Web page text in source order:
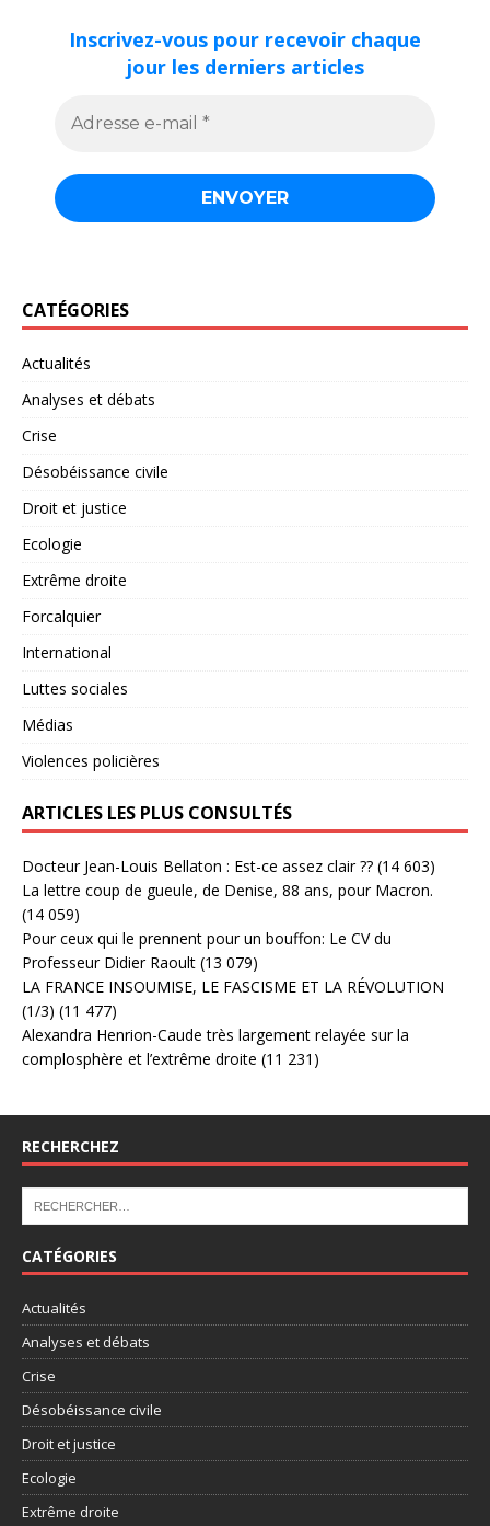
Inscrivez-vous pour recevoir chaque
jour les derniers articles
CATÉGORIES
Actualités
Analyses et débats
Crise
Désobéissance civile
Droit et justice
Ecologie
Extrême droite
Forcalquier
International
Luttes sociales
Médias
Violences policières
ARTICLES LES PLUS CONSULTÉS
Docteur Jean-Louis Bellaton : Est-ce assez clair ?? (14 603)
La lettre coup de gueule, de Denise, 88 ans, pour Macron.
(14 059)
Pour ceux qui le prennent pour un bouffon: Le CV du
Professeur Didier Raoult (13 079)
LA FRANCE INSOUMISE, LE FASCISME ET LA RÉVOLUTION
(1/3) (11 477)
Alexandra Henrion-Caude très largement relayée sur la
complosphère et l’extrême droite (11 231)
RECHERCHEZ
CATÉGORIES
Actualités
Analyses et débats
Crise
Désobéissance civile
Droit et justice
Ecologie
Extrême droite